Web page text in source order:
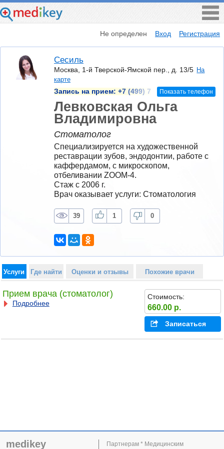
Не определен Вход Регистрация
Сесиль
Москва, 1-й Тверской-Ямской пер., д. 13/5 На
карте
Запись на прием: +7 (499) 7 Показать телефон
Левковская Ольга
Владимировна
Стоматолог
Специализируется на художественной
реставрации зубов, эндодонтии, работе с
каффердамом, с микроскопом,
отбеливании ZOOM-4.
Стаж с 2006 г.
Врач оказывает услуги: Стоматология
39 1 0
Услуги Где найти Оценки и отзывы Похожие врачи
Прием врача (стоматолог)
Подробнее
Стоимость:
660.00 р.
Записаться
medikey
Партнерам * Медицинским